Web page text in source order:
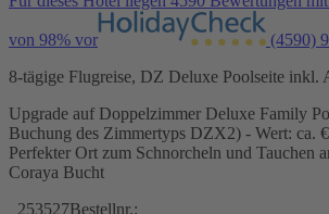
von 98% vor (4590)
8-tägige Flugreise, DZ Deluxe Poolseite inkl.
Upgrade auf Doppelzimmer Deluxe Family
Buchung des Zimmertyps DZX2) - Wert: ca.
Perfekter Ort zum Schnorcheln und Tauchen
Coraya Bucht
253527Bestellnr.: